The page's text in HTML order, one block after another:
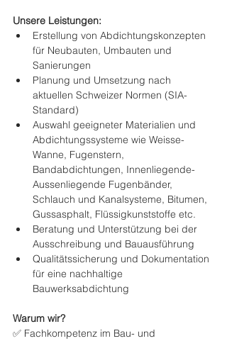
Unsere Leistungen:
Erstellung von Abdichtungskonzepten
für Neubauten, Umbauten und
Sanierungen
Planung und Umsetzung nach
aktuellen Schweizer Normen (SIA-
Standard)
Auswahl geeigneter Materialien und
Abdichtungssysteme wie Weisse-
Wanne, Fugenstern,
Bandabdichtungen, Innenliegende-
Aussenliegende Fugenbänder,
Schlauch und Kanalsysteme, Bitumen,
Gussasphalt, Flüssigkunststoffe etc.
Beratung und Unterstützung bei der
Ausschreibung und Bauausführung
Qualitätssicherung und Dokumentation
für eine nachhaltige
Bauwerksabdichtung
Warum wir?
✅ Fachkompetenz im Bau- und